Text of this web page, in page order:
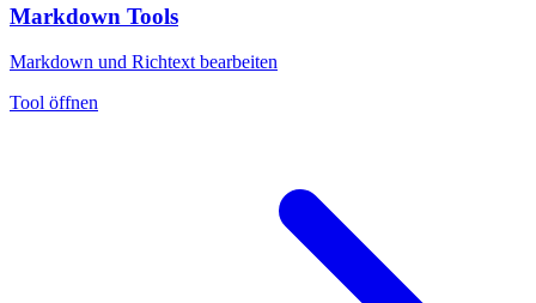
Markdown Tools
Markdown und Richtext bearbeiten
Tool öffnen